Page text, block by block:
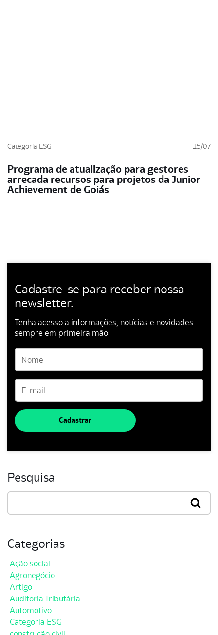
Categoria ESG 15/07
Programa de atualização para gestores
arrecada recursos para projetos da Junior
Achievement de Goiás
Cadastre-se para receber nossa
newsletter.
Tenha acesso a informações, notícias e novidades
sempre em primeira mão.
Cadastrar
Pesquisa
Categorias
Ação social
Agronegócio
Artigo
Auditoria Tributária
Automotivo
Categoria ESG